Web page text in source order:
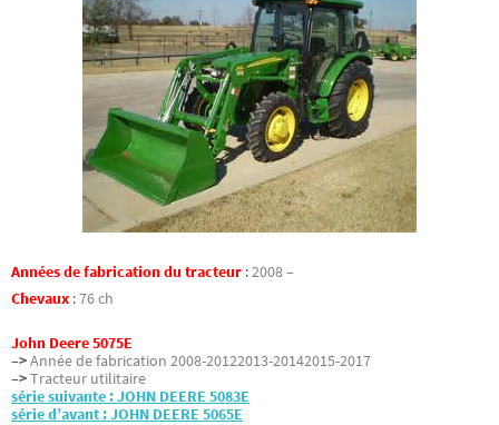
Années de fabrication du tracteur :2008 –
Chevaux :76 ch
John Deere 5075E
–>Année de fabrication 2008-20122013-20142015-2017
–>Tracteur utilitaire
série suivante : JOHN DEERE 5083E
série d’avant : JOHN DEERE 5065E